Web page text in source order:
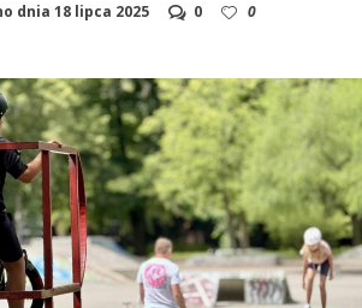
dnia18 lipca 2025 0 0